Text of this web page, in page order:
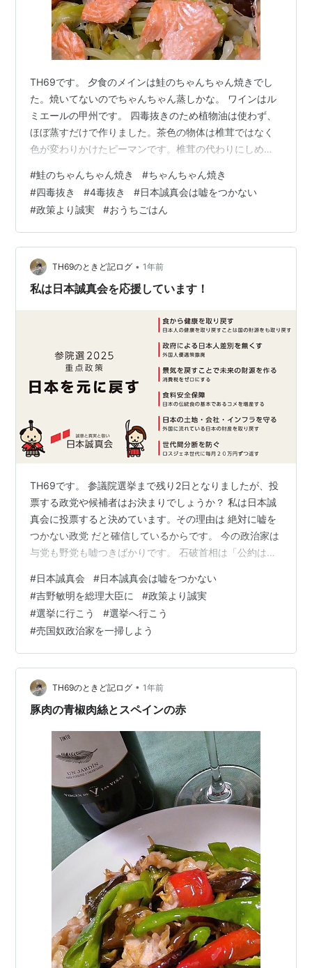
TH69です。 夕食のメインは鮭のちゃんちゃん焼きでし
た。焼いてないのでちゃんちゃん蒸しかな。 ワインはル
ミエールの甲州です。 四毒抜きのため植物油は使わず、
ほぼ蒸すだけで作りました。茶色の物体は椎茸ではなく
色が変わりかけたピーマンです。椎茸の代わりにしめじ
だきます。このタレも砂糖は使わずみりんだけでした
が、さすがに甘味が足りずイマイチでした。キャベツの
芯はやっぱり甘かったです。 自家製毛豆の納豆、ひよこ
豆の甘煮、きゅうりの甘酢漬け、山椒入りワカサギの佃
煮 きゅうりともずくとひじきと昆布とワカメのサラダ 今
日も四毒抜きのメニューでした。でも、…
#鮭のちゃんちゃん焼き #ちゃんちゃん焼き
#四毒抜き #4毒抜き #日本誠真会は嘘をつかない
#政策より誠実 #おうちごはん
TH69のときど記ログ • 1年前
私は日本誠真会を応援しています！
TH69です。 参議院選挙まで残り2日となりましたが、投
票する政党や候補者はお決まりでしょうか？ 私は日本誠
真会に投票すると決めています。その理由は 絶対に嘘を
つかない政党 だと確信しているからです。 今の政治家は
与党も野党も嘘つきばかりです。 石破首相は「公約は守
って思いませんか？ 興味がおありでしたら下のYoutube
動画を一度ご覧ください。 党首の吉野敏明さんは『売国
奴から日本を取り戻す！』という止むに止まれぬ思いか
ら、この日本誠真会を立ち上げられました。その信念に
ブレは全くありません。 上の動画内でも述べられていま
すが、占領憲法である…
#日本誠真会 #日本誠真会は嘘をつかない
#吉野敏明を総理大臣に #政策より誠実
#選挙に行こう #選挙へ行こう
#売国奴政治家を一掃しよう
TH69のときど記ログ • 1年前
豚肉の青椒肉絲とスペインの赤